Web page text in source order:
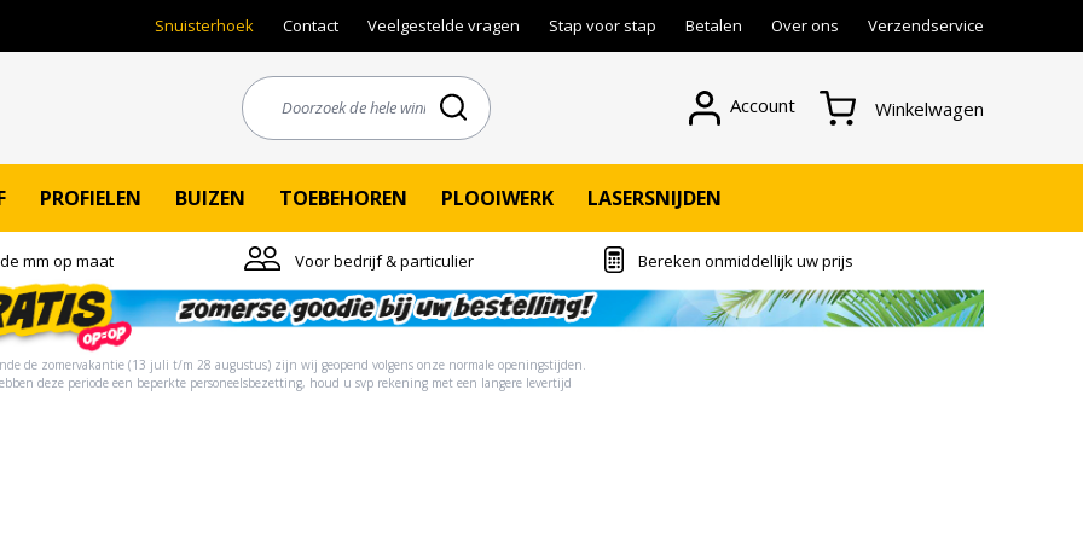
Snuisterhoek Contact Veelgestelde vragen Stap voor stap Betalen Over ons Verzendservice
Account Winkelwagen
PROFIELEN BUIZEN TOEBEHOREN PLOOIWERK LASERSNIJDEN
mm op maat Voor bedrijf & particulier Bereken onmiddellijk uw prijs
de zomervakantie (13 juli t/m 28 augustus) zijn wij geopend volgens onze normale openingstijden.
deze periode een beperkte personeelsbezetting, houd u svp rekening met een langere levertijd